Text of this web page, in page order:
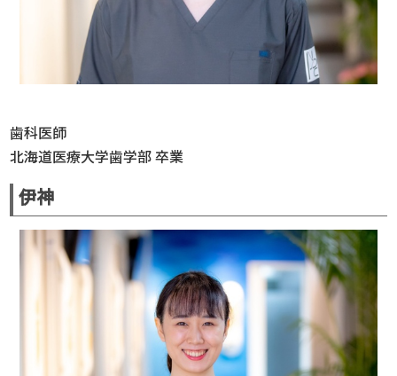
歯科医師
北海道医療大学歯学部 卒業
伊神